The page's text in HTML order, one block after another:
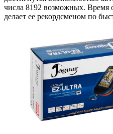
числа 8192 возможных. Время
делает ее рекордсменом по